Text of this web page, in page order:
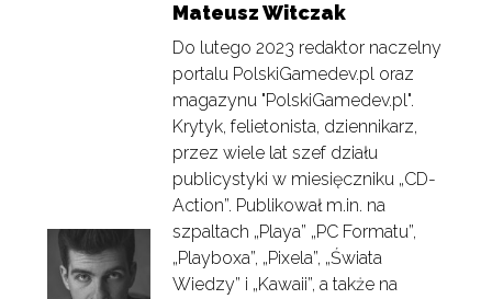
Mateusz Witczak
Do lutego 2023 redaktor naczelny
portalu PolskiGamedev.pl oraz
magazynu "PolskiGamedev.pl".
Krytyk, felietonista, dziennikarz,
przez wiele lat szef działu
publicystyki w miesięczniku „CD-
Action”. Publikował m.in. na
szpaltach „Playa” „PC Formatu”,
„Playboxa”, „Pixela”, „Świata
Wiedzy” i „Kawaii”, a także na